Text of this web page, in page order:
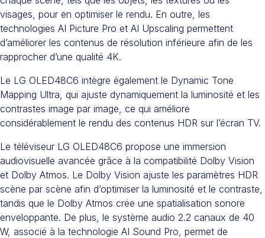
visages, pour en optimiser le rendu. En outre, les
technologies AI Picture Pro et AI Upscaling permettent
d’améliorer les contenus de résolution inférieure afin de les
rapprocher d’une qualité 4K.
Le LG OLED48C6 intègre également le Dynamic Tone
Mapping Ultra, qui ajuste dynamiquement la luminosité et les
contrastes image par image, ce qui améliore
considérablement le rendu des contenus HDR sur l’écran TV.
Le téléviseur LG OLED48C6 propose une immersion
audiovisuelle avancée grâce à la compatibilité Dolby Vision
et Dolby Atmos. Le Dolby Vision ajuste les paramètres HDR
scène par scène afin d’optimiser la luminosité et le contraste,
tandis que le Dolby Atmos crée une spatialisation sonore
enveloppante. De plus, le système audio 2.2 canaux de 40
W, associé à la technologie AI Sound Pro, permet de